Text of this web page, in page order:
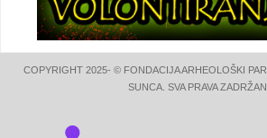
COPYRIGHT 2025- © FONDACIJA ARHEOLOŠKI
SUNCA. SVA PRAVA